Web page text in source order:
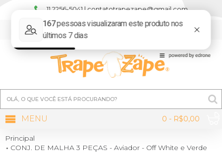
11 2256-5041 | contatotrapezape@gmail.com
0 - R$0,00
MENU
Principal
CONJ. DE MALHA 3 PEÇAS - Aviador - Off White e Verde